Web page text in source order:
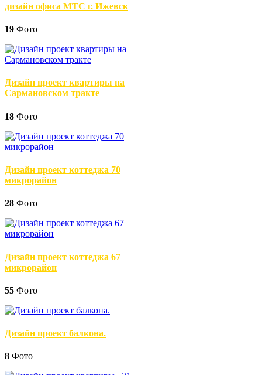
дизайн офиса МТС г. Ижевск
19 Фото
Дизайн проект квартиры на
Сармановском тракте
18 Фото
Дизайн проект коттеджа 70
микрорайон
28 Фото
Дизайн проект коттеджа 67
микрорайон
55 Фото
Дизайн проект балкона.
8 Фото